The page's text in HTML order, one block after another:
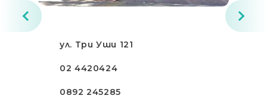
ул. Три Уши 121
02 4420424
0892 245285